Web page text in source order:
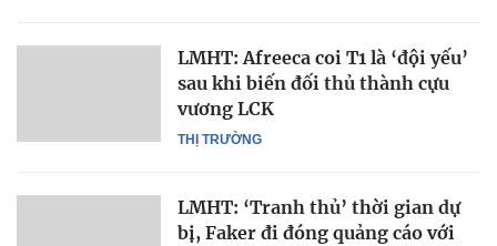
THỊ TRƯỜNG
LMHT: Afreeca coi T1 là ‘đội yếu’
sau khi biến đối thủ thành cựu
vương LCK
LMHT: ‘Tranh thủ’ thời gian dự
bị, Faker đi đóng quảng cáo với